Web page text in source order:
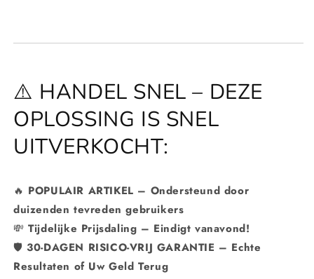
⚠️ HANDEL SNEL – DEZE
OPLOSSING IS SNEL
UITVERKOCHT:
🔥 POPULAIR ARTIKEL – Ondersteund door
duizenden tevreden gebruikers
💸Tijdelijke Prijsdaling – Eindigt vanavond!
🛡️30-DAGEN RISICO-VRIJ GARANTIE – Echte
Resultaten of Uw Geld Terug